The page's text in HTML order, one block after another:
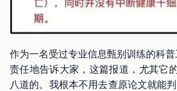
作为一名受过专业信息甄别训练的科
责任地告诉大家，这篇报道，尤其它
八道的。我根本不用去查原论文就能判